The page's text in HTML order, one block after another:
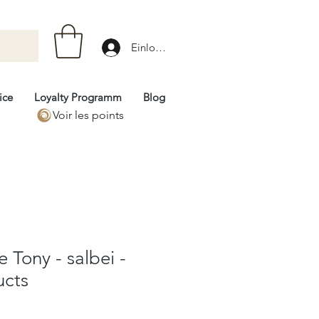
Einloggen
Loyalty Programm
Blog
Voir les points
Tony - salbei -